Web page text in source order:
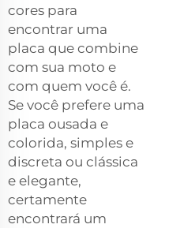
cores para
encontrar uma
placa que combine
com sua moto e
com quem você é.
Se você prefere uma
placa ousada e
colorida, simples e
discreta ou clássica
e elegante,
certamente
encontrará um